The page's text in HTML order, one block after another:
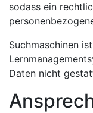
sodass ein
Suchmaschinen
Daten nicht